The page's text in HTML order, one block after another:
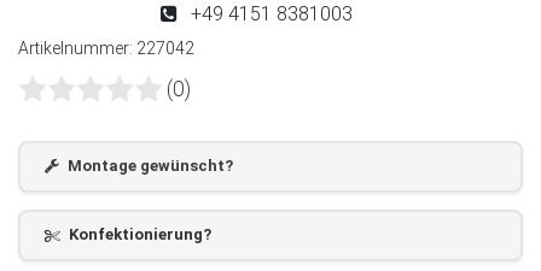
+49 4151 8381003
Artikelnummer: 227042
(0)
Montage gewünscht?
Konfektionierung?